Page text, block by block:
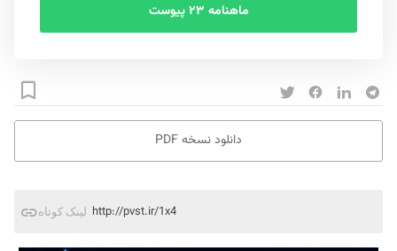
ماهنامه ۲۳ پیوست
دانلود نسخه PDF
لینک کوتاه http://pvst.ir/1x4